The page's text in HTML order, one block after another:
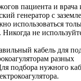
пациента и врача
генератор с
использоваться
не
кабель для
разных
подбора нужного